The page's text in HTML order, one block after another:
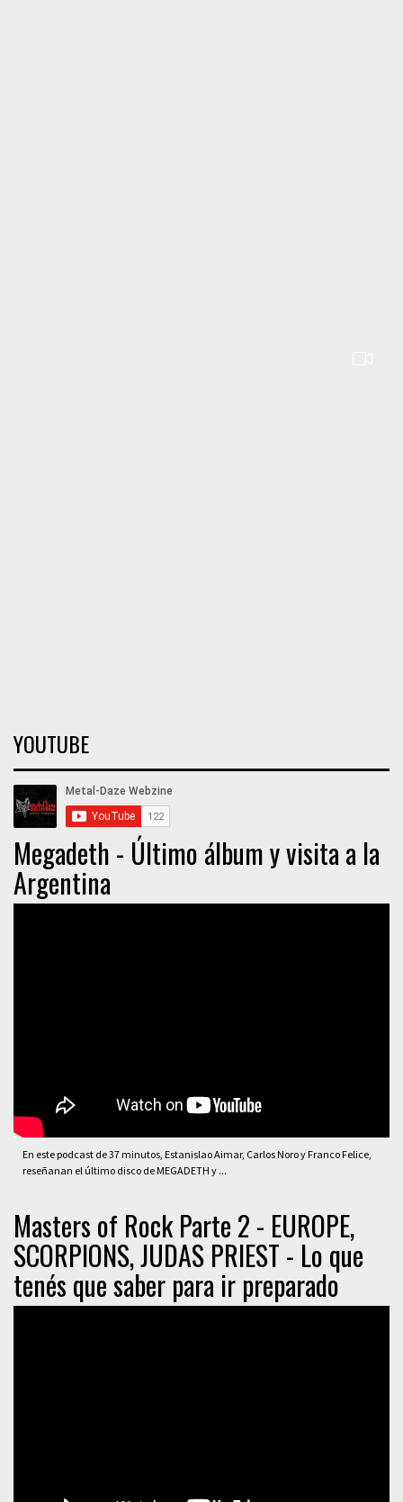
YOUTUBE
Megadeth - Último álbum y visita a la
Argentina
En este podcast de 37 minutos, Estanislao Aimar, Carlos Noro y Franco Felice,
reseñanan el último disco de MEGADETH y ...
Masters of Rock Parte 2 - EUROPE,
SCORPIONS, JUDAS PRIEST - Lo que
tenés que saber para ir preparado